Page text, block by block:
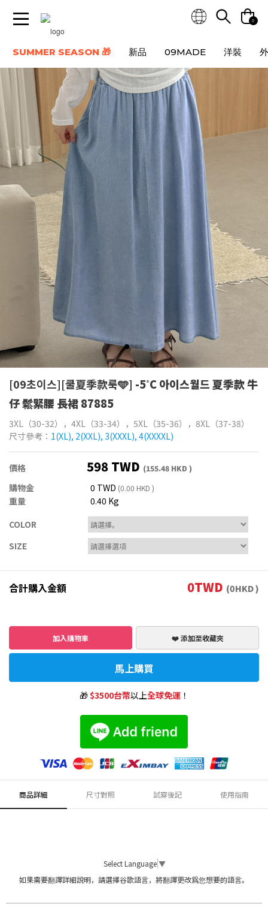
0
SUMMER SEASON 🎁 新品 09MADE 洋裝
[09초이스][쿨夏季款룩🩵] -5˚C 아이스월드 夏季款 牛
仔 鬆緊腰 長裙 87885
3XL（30-32），4XL（33-34），5XL（35-36），8XL（37-38）
尺寸參考： 1(XL), 2(XXL), 3(XXXL), 4(XXXXL)
價格 598 TWD (155.48 HKD )
購物金 0 TWD (0.00 HKD )
重量
0.40 Kg
COLOR
SIZE
合計購入金額 0TWD (0HKD )
加入購物車 ❤️ 添加至收藏夾
馬上購買
🎁$3500台幣以上全球免運！
商品詳細 尺寸對照 試穿後記 使用指南
Select Language ▼
如果需要翻譯詳細說明，請選擇谷歌語言，將翻譯更改爲您想要的語言。